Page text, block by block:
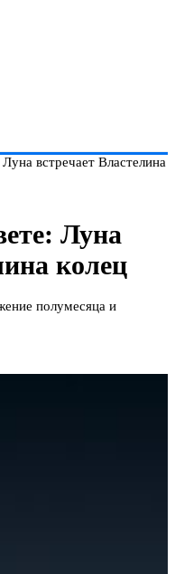
встречает Властелина
Луна
колец
полумесяца и